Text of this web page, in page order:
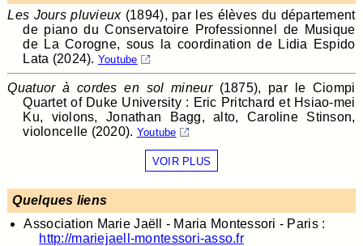
Les Jours pluvieux(1894), par les élèves du département
de piano du Conservatoire Professionnel de Musique
de La Corogne, sous la coordination de Lidia Espido
Lata (2024). Youtube
Quatuor à cordes en sol mineur(1875), par le Ciompi
Quartet of Duke University : Eric Pritchard et Hsiao-mei
Ku, violons, Jonathan Bagg, alto, Caroline Stinson,
violoncelle (2020). Youtube
VOIR PLUS
Quelques liens
Association Marie Jaëll - Maria Montessori - Paris :
http://mariejaell-montessori-asso.fr